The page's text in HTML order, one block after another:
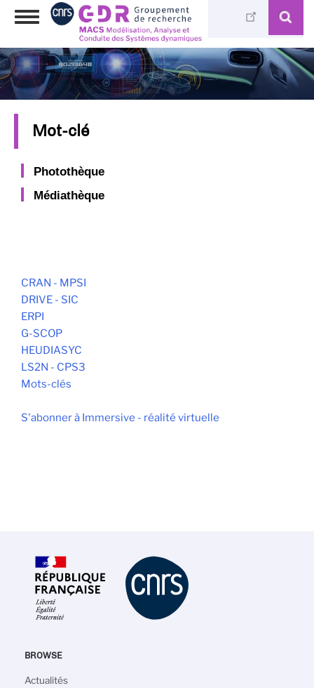
Aller
principal
Toggle
Mot-clé
Photothèque
Médiathèque
CRAN - MPSI
DRIVE - SIC
ERPI
G-SCOP
HEUDIASYC
LS2N - CPS3
Mots-clés
S'abonner à Immersive - réalité virtuelle
BROWSE
Navigation
Actualités